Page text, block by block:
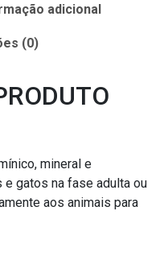
adicional
(0)
mineral e
e gatos na fase adulta ou
aos animais para